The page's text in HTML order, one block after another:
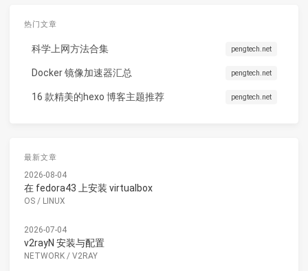
热门文章
科学上网方法合集 pengtech.net
Docker 镜像加速器汇总 pengtech.net
16 款精美的hexo 博客主题推荐 pengtech.net
最新文章
2026-08-04
在 fedora43 上安装 virtualbox
OS / LINUX
2026-07-04
v2rayN 安装与配置
NETWORK / V2RAY